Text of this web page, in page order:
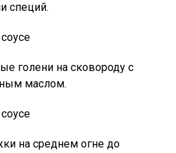
специй.
голени на сковороду с
маслом.
на среднем огне до